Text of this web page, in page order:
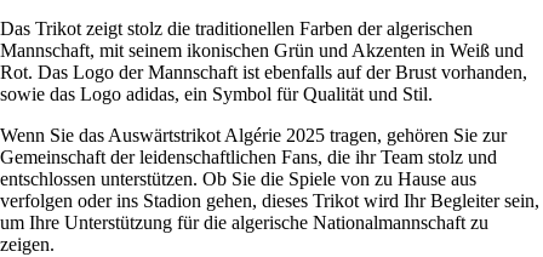
Das Trikot zeigt stolz die traditionellen Farben der algerischen
Mannschaft, mit seinem ikonischen Grün und Akzenten in Weiß und
Rot. Das Logo der Mannschaft ist ebenfalls auf der Brust vorhanden,
sowie das Logo adidas, ein Symbol für Qualität und Stil.
Wenn Sie das Auswärtstrikot Algérie 2025 tragen, gehören Sie zur
Gemeinschaft der leidenschaftlichen Fans, die ihr Team stolz und
entschlossen unterstützen. Ob Sie die Spiele von zu Hause aus
verfolgen oder ins Stadion gehen, dieses Trikot wird Ihr Begleiter sein,
um Ihre Unterstützung für die algerische Nationalmannschaft zu
zeigen.